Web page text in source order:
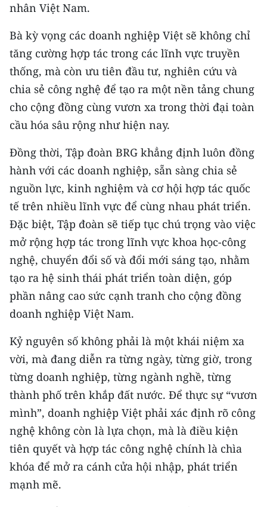
nhân Việt Nam.
Bà kỳ vọng các doanh nghiệp Việt sẽ không chỉ
tăng cường hợp tác trong các lĩnh vực truyền
thống, mà còn ưu tiên đầu tư, nghiên cứu và
chia sẻ công nghệ để tạo ra một nền tảng chung
cho cộng đồng cùng vươn xa trong thời đại toàn
cầu hóa sâu rộng như hiện nay.
Đồng thời, Tập đoàn BRG khẳng định luôn đồng
hành với các doanh nghiệp, sẵn sàng chia sẻ
nguồn lực, kinh nghiệm và cơ hội hợp tác quốc
tế trên nhiều lĩnh vực để cùng nhau phát triển.
Đặc biệt, Tập đoàn sẽ tiếp tục chú trọng vào việc
mở rộng hợp tác trong lĩnh vực khoa học-công
nghệ, chuyển đổi số và đổi mới sáng tạo, nhằm
tạo ra hệ sinh thái phát triển toàn diện, góp
phần nâng cao sức cạnh tranh cho cộng đồng
doanh nghiệp Việt Nam.
Kỷ nguyên số không phải là một khái niệm xa
vời, mà đang diễn ra từng ngày, từng giờ, trong
từng doanh nghiệp, từng ngành nghề, từng
thành phố trên khắp đất nước. Để thực sự “vươn
mình”, doanh nghiệp Việt phải xác định rõ công
nghệ không còn là lựa chọn, mà là điều kiện
tiên quyết và hợp tác công nghệ chính là chìa
khóa để mở ra cánh cửa hội nhập, phát triển
mạnh mẽ.